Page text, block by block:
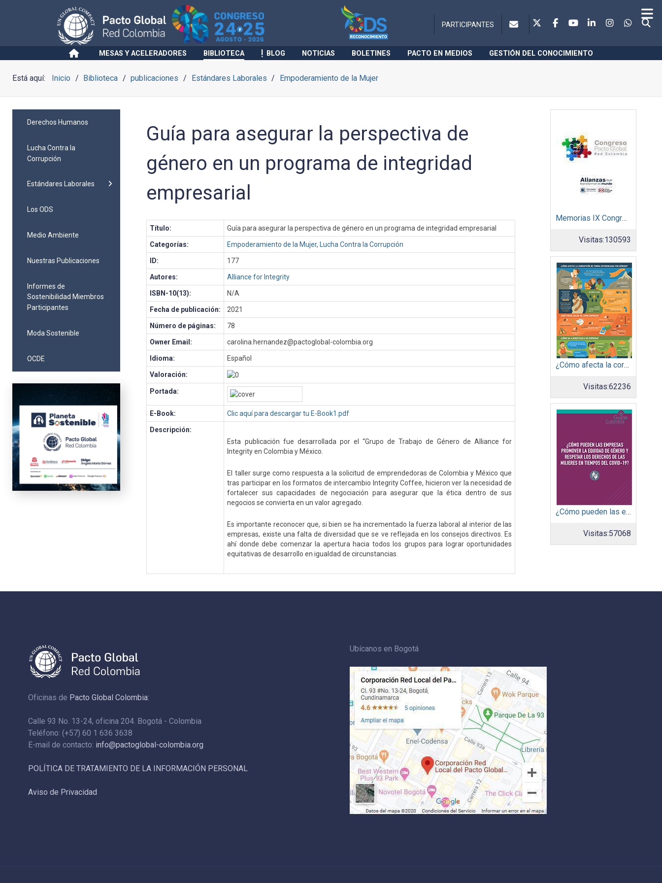
PARTICIPANTES
MESAS Y ACELERADORES BIBLIOTECA BLOG NOTICIAS BOLETINES PACTO EN MEDIOS GESTIÓN DEL CONOCIMIENTO
Está aquí: Inicio Biblioteca publicaciones Estándares Laborales Empoderamiento de la Mujer
Derechos Humanos
Lucha Contra la
Corrupción
Estándares Laborales
Los ODS
Medio Ambiente
Nuestras Publicaciones
Informes de
Sostenibilidad Miembros
Participantes
Moda Sostenible
OCDE
Guía para asegurar la perspectiva de
género en un programa de integridad
empresarial
Título: Guía para asegurar la perspectiva de género en un programa de integridad empresarial
Categorías: Empoderamiento de la Mujer, Lucha Contra la Corrupción
ID: 177
Autores: Alliance for Integrity
ISBN-10(13): N/A
Fecha de publicación: 2021
Número de páginas: 78
Owner Email: carolina.hernandez@pactoglobal-colombia.org
Idioma: Español
Valoración:
Portada:
E-Book: Clic aquí para descargar tu E-Book1.pdf
Descripción:
Esta publicación fue desarrollada por el “Grupo de Trabajo de Género de Alliance for
Integrity en Colombia y México.
El taller surge como respuesta a la solicitud de emprendedoras de Colombia y México que
tras participar en los formatos de intercambio Integrity Coffee, hicieron ver la necesidad de
fortalecer sus capacidades de negociación para asegurar que la ética dentro de sus
negocios se convierta en un valor agregado.
Es importante reconocer que, si bien se ha incrementado la fuerza laboral al interior de las
empresas, existe una falta de diversidad que se ve reflejada en los consejos directivos. Es
ahí donde debe comenzar la apertura hacia todos los grupos para lograr oportunidades
equitativas de desarrollo en igualdad de circunstancias.
Memorias IX Congreso Pacto Global 2019
Visitas:130593
¿Cómo afecta la corrupción de forma diferenciada por género?
Visitas:62236
¿Cómo pueden las empresas promover la equidad de género y respetar los derechos de las mujeres en tiempos del covid-19?
Visitas:57068
Oficinas de Pacto Global Colombia:
Calle 93 No. 13-24, oficina 204. Bogotá - Colombia
Teléfono: (+57) 60 1 636 3638
E-mail de contacto: info@pactoglobal-colombia.org
POLÍTICA DE TRATAMIENTO DE LA INFORMACIÓN PERSONAL
Aviso de Privacidad
Ubícanos en Bogotá